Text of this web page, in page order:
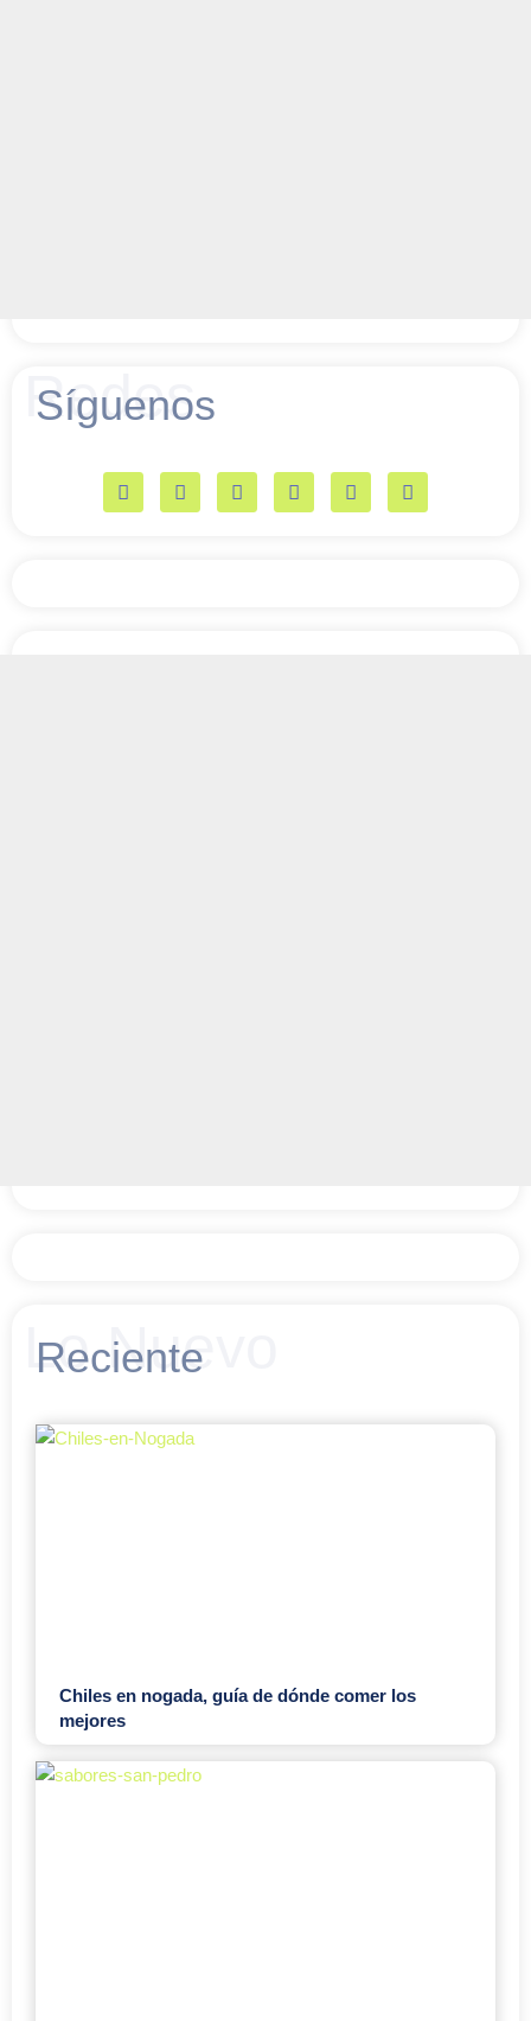
Redes
Síguenos
Lo Nuevo
Reciente
Chiles en nogada, guía de dónde comer los
mejores